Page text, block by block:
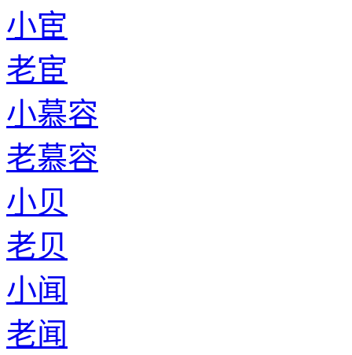
小宦
老宦
小慕容
老慕容
小贝
老贝
小闻
老闻